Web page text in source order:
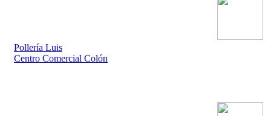
Pollería Luis
Centro Comercial Colón